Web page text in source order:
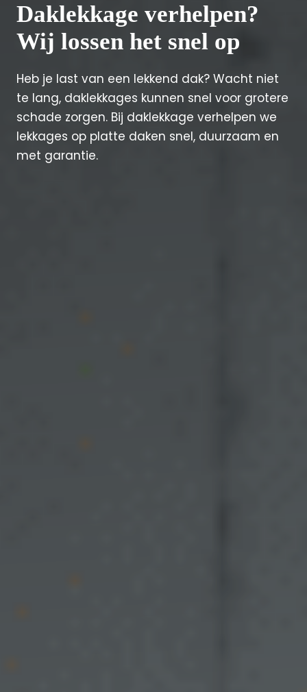
Daklekkage verhelpen?
Wij lossen het snel op
Heb je last van een lekkend dak? Wacht niet
te lang, daklekkages kunnen snel voor grotere
schade zorgen. Bij daklekkage verhelpen we
lekkages op platte daken snel, duurzaam en
met garantie.